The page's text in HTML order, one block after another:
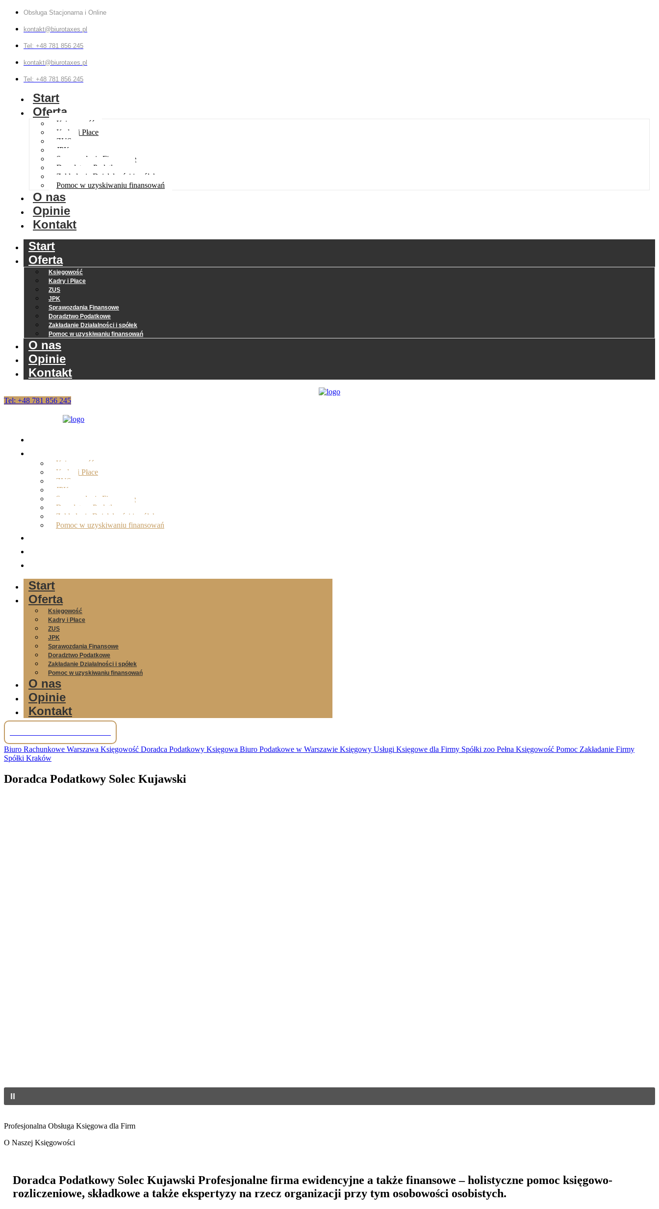
Obsługa Stacjonarna i Online
kontakt@biurotaxes.pl
Tel: +48 781 856 245
kontakt@biurotaxes.pl
Tel: +48 781 856 245
Start
Oferta
Księgowość
Kadry i Płace
ZUS
JPK
Sprawozdania Finansowe
Doradztwo Podatkowe
Zakładanie Działalności i spółek
Pomoc w uzyskiwaniu finansowań
O nas
Opinie
Kontakt
Start
Oferta
Księgowość
Kadry i Płace
ZUS
JPK
Sprawozdania Finansowe
Doradztwo Podatkowe
Zakładanie Działalności i spółek
Pomoc w uzyskiwaniu finansowań
O nas
Opinie
Kontakt
Tel: +48 781 856 245
Księgowość
Kadry i Płace
ZUS
JPK
Sprawozdania Finansowe
Doradztwo Podatkowe
Zakładanie Działalności i spółek
Pomoc w uzyskiwaniu finansowań
Start
Oferta
Księgowość
Kadry i Płace
ZUS
JPK
Sprawozdania Finansowe
Doradztwo Podatkowe
Zakładanie Działalności i spółek
Pomoc w uzyskiwaniu finansowań
O nas
Opinie
Kontakt
Biuro Rachunkowe Warszawa Księgowość Doradca Podatkowy Księgowa Biuro Podatkowe w Warszawie Księgowy Usługi Księgowe dla Firmy Spółki zoo Pełna Księgowość Pomoc Zakładanie Firmy
Spółki Kraków
Doradca Podatkowy Solec Kujawski
Profesjonalna Obsługa Księgowa dla Firm
O Naszej Księgowości
Doradca Podatkowy Solec Kujawski Profesjonalne firma ewidencyjne a także finansowe – holistyczne pomoc księgowo-
rozliczeniowe, składkowe a także ekspertyzy na rzecz organizacji przy tym osobowości osobistych.